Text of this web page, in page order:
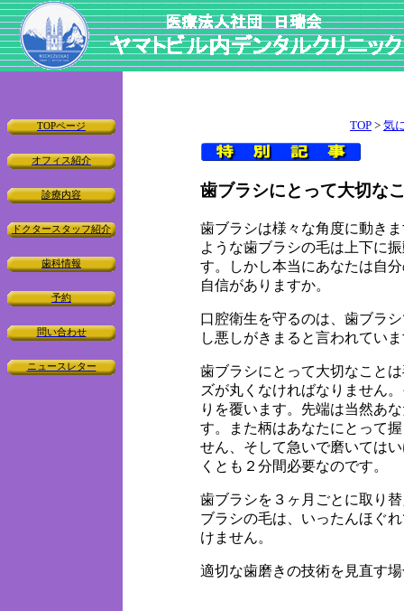
TOPページ
オフィス紹介
診療内容
ドクタースタッフ紹介
歯科情報
予約
問い合わせ
ニュースレター
TOP > 気
歯ブラシにとって大切な
歯ブラシは様々な角度に動き
ような歯ブラシの毛は上下に
す。しかし本当にあなたは自
自信がありますか。
口腔衛生を守るのは、歯ブラ
し悪しがきまると言われてい
歯ブラシにとって大切なこと
ズが丸くなければなりません
りを覆います。先端は当然あ
す。また柄はあなたにとって
せん、そして急いで磨いては
くとも２分間必要なのです。
歯ブラシを３ヶ月ごとに取り
ブラシの毛は、いったんほぐ
けません。
適切な歯磨きの技術を見直す